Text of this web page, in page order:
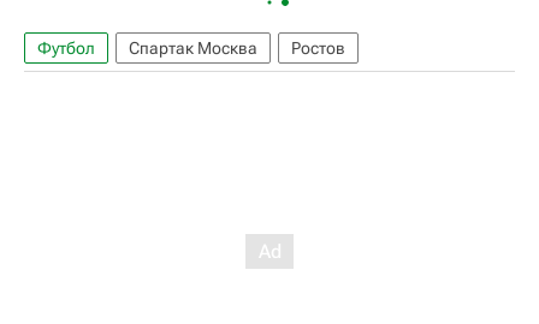
Футбол Спартак Москва Ростов